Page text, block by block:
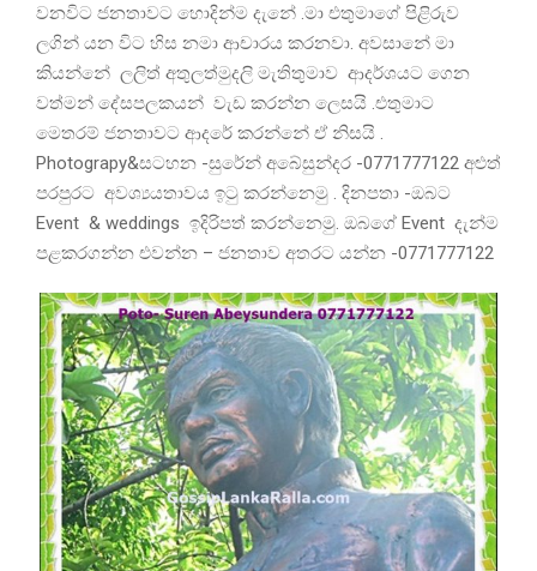
වනවිට ජනතාවට හොදින්ම දැනේ .මා එතුමාගේ පිළිරුව
ලගින් යන විට හිස නමා ආචාරය කරනවා. අවසානේ මා
කියන්නේ ලලිත් අතුලත්මුදලි මැතිතුමාව ආදර්ශයට ගෙන
වත්මන් දේසපලකයන් වැඩ කරන්න ලෙසයි .එතුමාට
මෙතරම් ජනතාවට ආදරේ කරන්නේ ඒ නිසයි .
Photograpy&ස‍ටහන -සුරේන් අබේසුන්දර -0771777122 අළුත්
පරපුරට අවශ්‍යයතාවය ඉටු කරන්නෙමු . දිනපතා -ඔබට
Event & weddings ඉදිරිපත් කරන්නෙමු. ඔබගේ Event දැන්ම
පළකරගන්න එවන්න – ජනතාව අතරට යන්න -0771777122